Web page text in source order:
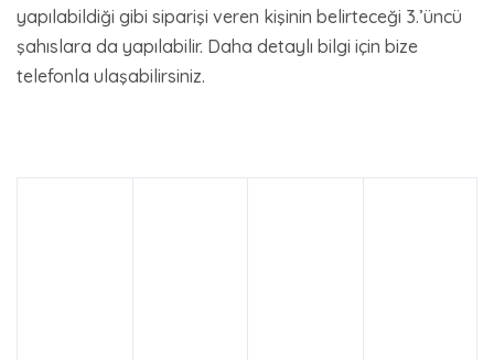
yapılabildiği gibi siparişi veren kişinin belirteceği 3.’üncü
şahıslara da yapılabilir. Daha detaylı bilgi için bize
telefonla ulaşabilirsiniz.